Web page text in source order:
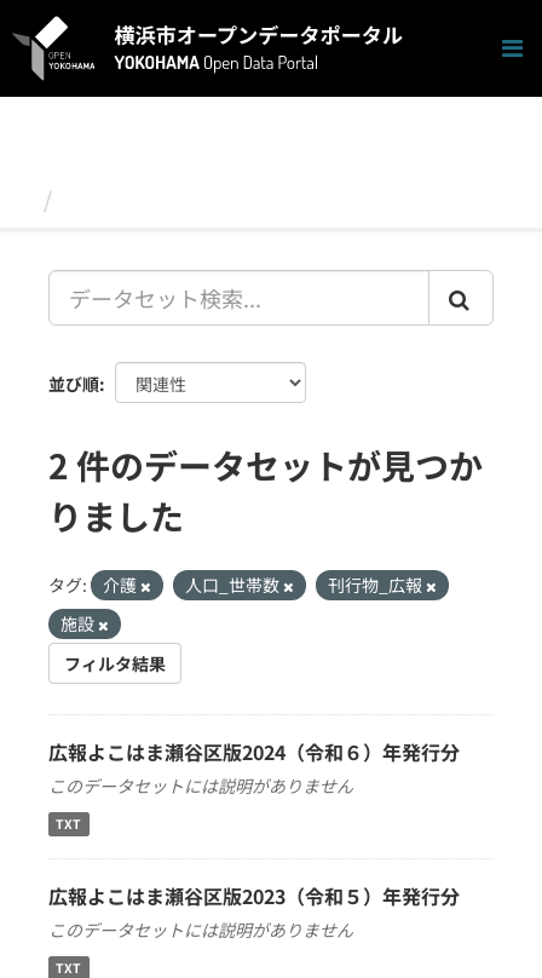
キ
並び順
2 件のデータセットが見つか
りました
タグ: 介護 人口_世帯数
刊行物_広報
施設
フィルタ結果
広報よこはま瀬谷区版2024（令和６）年発行分
このデータセットには説明がありません
TXT
広報よこはま瀬谷区版2023（令和５）年発行分
このデータセットには説明がありません
TXT